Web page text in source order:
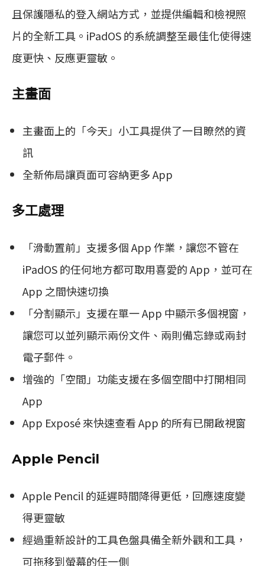
且保護隱私的登入網站方式，並提供編輯和檢視照
片的全新工具。iPadOS 的系統調整至最佳化使得速
度更快、反應更靈敏。
主畫面
主畫面上的「今天」小工具提供了一目瞭然的資
訊
全新佈局讓頁面可容納更多 App
多工處理
「滑動置前」支援多個 App 作業，讓您不管在
iPadOS 的任何地方都可取用喜愛的 App，並可在
App 之間快速切換
「分割顯示」支援在單一 App 中顯示多個視窗，
讓您可以並列顯示兩份文件、兩則備忘錄或兩封
電子郵件。
增強的「空間」功能支援在多個空間中打開相同
App
App Exposé 來快速查看 App 的所有已開啟視窗
Apple Pencil
Apple Pencil 的延遲時間降得更低，回應速度變
得更靈敏
經過重新設計的工具色盤具備全新外觀和工具，
可拖移到螢幕的任一側